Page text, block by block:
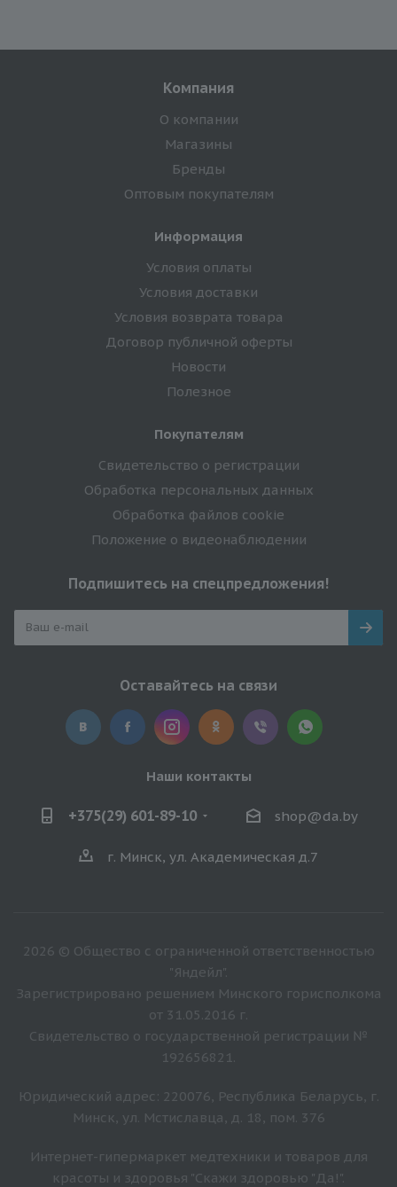
Компания
О компании
Магазины
Бренды
Оптовым покупателям
Информация
Условия оплаты
Условия доставки
Условия возврата товара
Договор публичной оферты
Новости
Полезное
Покупателям
Свидетельство о регистрации
Обработка персональных данных
Обработка файлов cookie
Положение о видеонаблюдении
Подпишитесь на спецпредложения!
Оставайтесь на связи
Наши контакты
+375(29) 601-89-10 shop@da.by
г. Минск, ул. Академическая д.7
2026 © Общество с ограниченной ответственностью
"Яндейл".
Зарегистрировано решением Минского горисполкома
от 31.05.2016 г.
Свидетельство о государственной регистрации №
192656821.
Юридический адрес: 220076, Республика Беларусь, г.
Минск, ул. Мстиславца, д. 18, пом. 376
Интернет-гипермаркет медтехники и товаров для
красоты и здоровья "Скажи здоровью "Да!".